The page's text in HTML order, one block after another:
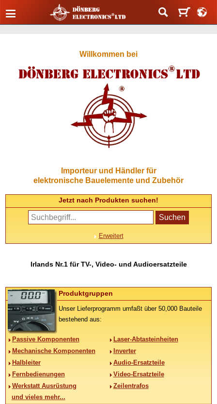
Willkommen bei
Importeur und Händler für
elektronische Bauelemente und Zubehör
Jetzt nach Produkten suchen!
Erweitert
Irlands Nr.1 für TV-, Video- und Audioersatzteile
Produktgruppen
Unser Lieferprogramm umfaßt über 50,000 Bauteile
bestehend aus:
Passive Komponenten
Laser-Abtasteinheiten
Mechanische Komponenten
Inverter
Halbleiter
Audio-Ersatzteile
Fernbedienungen
Video-Ersatzteile
Werkstatt Ausrüstung
Zeilentrafos
und vieles mehr...